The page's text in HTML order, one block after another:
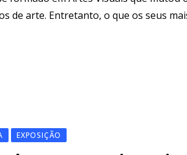
de arte. Entretanto, o que os seus
EXPOSIÇÃO